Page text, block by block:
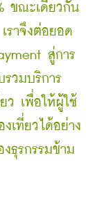
ขณะเดียวกัน
ราจึงต่อยอด
สู่การ
รวมบริการ
ว เพื่อให้ผู้ใช้
เที่ยวได้อย่าง
ธุรกรรมข้าม